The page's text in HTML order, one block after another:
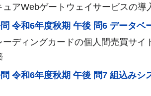
ュアWebゲートウェイサービスの導
令和6年度秋期 午後 問6 データベ
ーディングカードの個人間売買サイ
令和6年度秋期 午後 問7 組込みシ